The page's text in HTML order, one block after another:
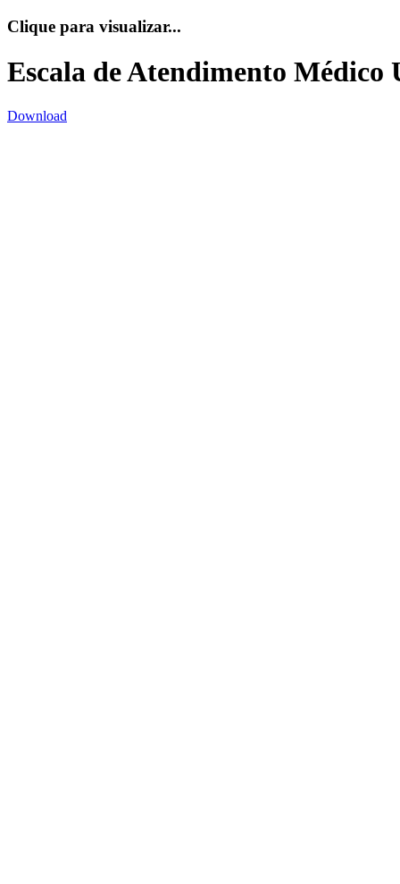
Clique para visualizar...
Escala de Atendimento Médico
Download